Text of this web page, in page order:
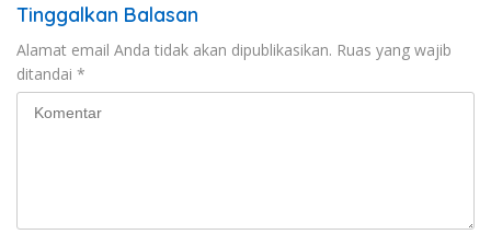
Tinggalkan Balasan
Alamat email Anda tidak akan dipublikasikan. Ruas yang wajib
ditandai *